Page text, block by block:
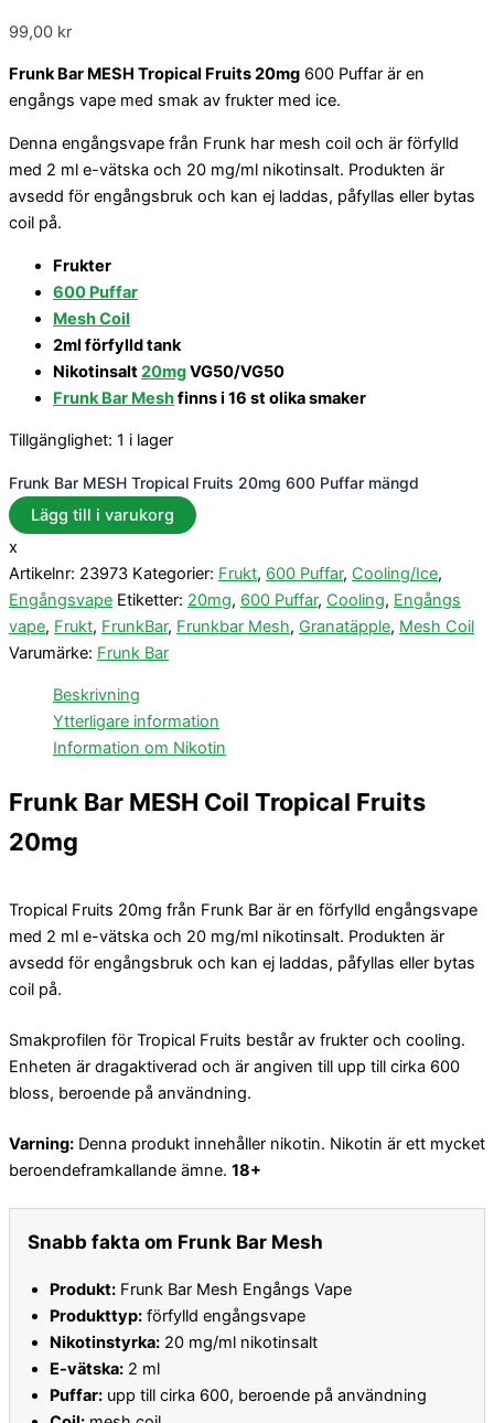
99,00 kr
Frunk Bar MESH Tropical Fruits 20mg 600 Puffar är en
engångs vape med smak av frukter med ice.
Denna engångsvape från Frunk har mesh coil och är förfylld
med 2 ml e-vätska och 20 mg/ml nikotinsalt. Produkten är
avsedd för engångsbruk och kan ej laddas, påfyllas eller bytas
coil på.
Frukter
600 Puffar
Mesh Coil
2ml förfylld tank
Nikotinsalt20mgVG50/VG50
Frunk Bar Meshfinns i 16 st olika smaker
Tillgänglighet: 1 i lager
Frunk Bar MESH Tropical Fruits 20mg 600 Puffar mängd
Lägg till i varukorg
x
Artikelnr: 23973 Kategorier: Frukt, 600 Puffar, Cooling/Ice,
Engångsvape Etiketter: 20mg, 600 Puffar, Cooling, Engångs
vape, Frukt, FrunkBar, Frunkbar Mesh, Granatäpple, Mesh Coil
Varumärke: Frunk Bar
Beskrivning
Ytterligare information
Information om Nikotin
Frunk Bar MESH Coil Tropical Fruits
20mg
Tropical Fruits 20mg från Frunk Bar är en förfylld engångsvape
med 2 ml e-vätska och 20 mg/ml nikotinsalt. Produkten är
avsedd för engångsbruk och kan ej laddas, påfyllas eller bytas
coil på.
Smakprofilen för Tropical Fruits består av frukter och cooling.
Enheten är dragaktiverad och är angiven till upp till cirka 600
bloss, beroende på användning.
Varning: Denna produkt innehåller nikotin. Nikotin är ett mycket
beroendeframkallande ämne. 18+
Snabb fakta om Frunk Bar Mesh
Produkt: Frunk Bar Mesh Engångs Vape
Produkttyp: förfylld engångsvape
Nikotinstyrka: 20 mg/ml nikotinsalt
E-vätska: 2 ml
Puffar: upp till cirka 600, beroende på användning